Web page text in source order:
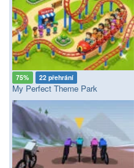
75% 22 přehrání
My Perfect Theme Park